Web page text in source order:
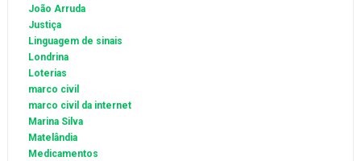
João Arruda
Justiça
Linguagem de sinais
Londrina
Loterias
marco civil
marco civil da internet
Marina Silva
Matelândia
Medicamentos